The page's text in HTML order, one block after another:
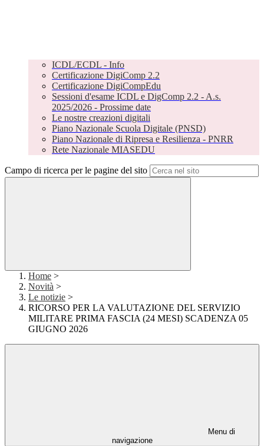
ICDL/ECDL - Info
Certificazione DigiComp 2.2
Certificazione DigiCompEdu
Sessioni d'esame ICDL e DigComp 2.2 - A.s.
2025/2026 - Prossime date
Le nostre creazioni digitali
Piano Nazionale Scuola Digitale (PNSD)
Piano Nazionale di Ripresa e Resilienza - PNRR
Rete Nazionale MIASEDU
Campo di ricerca per le pagine del sito
Home >
Novità >
Le notizie >
RICORSO PER LA VALUTAZIONE DEL SERVIZIO
MILITARE PRIMA FASCIA (24 MESI) SCADENZA 05
GIUGNO 2026
Menu di
navigazione